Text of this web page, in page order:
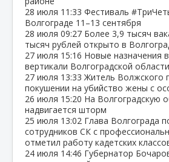
28 июля 11:33 Фестиваль
Волгограде 11–13 сентября
28 июля 09:27 Более 3,9 тысяч
тысяч рублей открыто в
27 июля 15:16 Новые назначения
вертикали Волгоградской области
27 июля 13:33 Житель Волжского
покушении на убийство жены с
26 июля 15:20 На Волгоградскую
надвигается шторм
25 июля 13:02 Глава Волгограда
сотрудников СК с
отметил работу кадетских
24 июля 14:46 Губернатор